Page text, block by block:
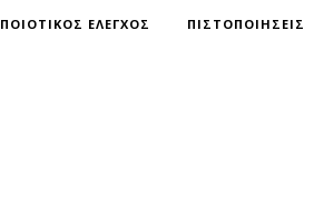
ΠΟΙΟΤΙΚΟΣ ΕΛΕΓΧΟΣ ΠΙΣΤΟΠΟΙΗΣΕΙΣ